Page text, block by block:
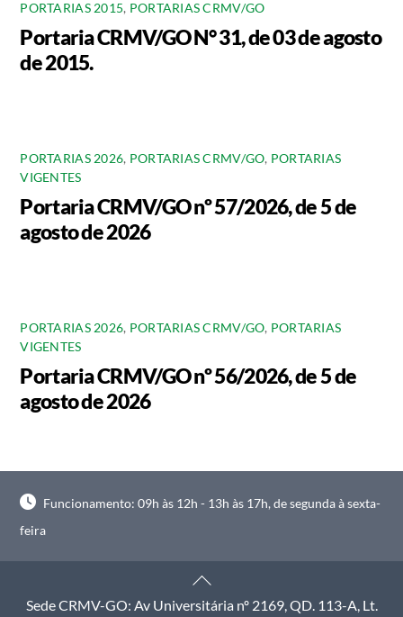
PORTARIAS 2015, PORTARIAS CRMV/GO
Portaria CRMV/GO N° 31, de 03 de agosto
de 2015.
PORTARIAS 2026, PORTARIAS CRMV/GO, PORTARIAS
VIGENTES
Portaria CRMV/GO nº 57/2026, de 5 de
agosto de 2026
PORTARIAS 2026, PORTARIAS CRMV/GO, PORTARIAS
VIGENTES
Portaria CRMV/GO nº 56/2026, de 5 de
agosto de 2026
Funcionamento: 09h às 12h - 13h às 17h, de segunda à sexta-
feira
Back
To
Sede CRMV-GO: Av Universitária nº 2169, QD. 113-A, Lt.